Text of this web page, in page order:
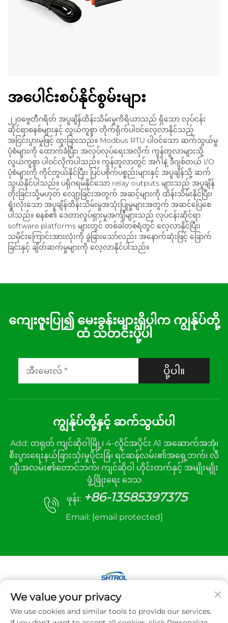
အပေါင်းစပ်နိုင်စွမ်းများ
၂၂၀ဗွေတီဂရိတ် အပူချိန်ထိန်းသိမ်းမှုကိရိယာသည် ရှိသော လုပ်ငန်း
ဆိုင်ရာစနစ်များနှင့် လွယ်ကူစွာ တိုက်ရိုက်ပါဝင်လေ့လာနိုင်သည့်
အငြင်းပွားမှုဖြင့် ထူးခြားသည်။ Modbus RTU ပါ၀င်သော ဆက်သွယ်မှု
ပုံစံများကို ထောက်ခံပြီး၊ အလုပ်လုပ်ရေးအလိုက် ကွန်တူလာများသို့
လွယ်ကူစွာ ပါဝင်လိုက်ပါသည်။ ကွန်တူလာတွင် အင်္ဂါနဲ့ ဒီဂျစ်တယ် I/O
ပုံစံများကို ကိုင်တွယ်နိုင်ပြီး၊ ပြင်ပစိုက်ပစ္စည်းများနှင့် အပူချိန်သို့ ဆက်
သွယ်နိုင်ပါသည်။ ပရိုဂရမ်နိုင်သော relay outputs များသည် အပူချိန်
တိုးခြင်းသို့မဟုတ် လျော့ခြင်းအတွက် အဆင့်များကို ထိန်းသိမ်းနိုင်ပြီး၊
ရှုံးလုံးသော အပူချိန်ထိန်းသိမ်းမှုအသုံးပြုမှုများအတွက် အဆင်ပြေစေ
ပါသည်။ စနစ်၏ ဒေတာလှုပ်ရှားမှုအင်္ကျီများသည် လုပ်ငန်းဆိုင်ရာ
software platforms များတွင် တစ်ခါတစ်ရံတွင် လေ့လာနိုင်ပြီး၊
သမိုင်းကြောင်းအားလုံးကို ခွဲခြားသော်လည်း အနောက်ဆုံးဖြင့် ခြောက်
ခြင်းနှင့် ချိတ်ဆက်မှုများကို လေ့လာနိုင်ပါသည်။
ကျေးဇူးပြု၍ မေးခွန်းများရှိပါက ကျွန်ုပ်တို့
ထံ သတင်းပို့ပါ
ပို့ပါ။
ကျွန်ုပ်တို့နှင့် ဆက်သွယ်ပါ
Add: တရုတ် ကျင်ဆိုဝါမြို့၊ 4-လှိုင်အပိုင်း A1 အဆောက်အအုံ၊
စီးပွားရေးနယ်ခြားသုံးမှုပိုင်းခြံ၊ ရင်ဆန်လမ်း၏အရှေ့ဘက်၊ လီ
ဂျီးအလမ်း၏တောင်ဘက်၊ ကျင်ဆိုဝါ ဟိုင်းတက်နှင့် အမျိုးမျိုး
ဖွံ့ဖြိုးရေး ဒေသ
ဖုန်း: +86-13585397375
Email: [email protected]
ကော်ပီရော့တ် © 2025 Xuzhou sanhe automatic
control equipment Co.,LTD. အားလုံးအခွင့်အရေးကို
We value your privacy
We use cookies and similar tools to provide our services.